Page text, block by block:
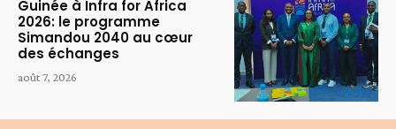
Guinée à Infra for Africa
2026: le programme
Simandou 2040 au cœur
des échanges
août 7, 2026